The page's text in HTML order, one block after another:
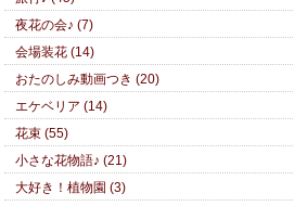
夜花の会♪ (7)
会場装花 (14)
おたのしみ動画つき (20)
エケベリア (14)
花束 (55)
小さな花物語♪ (21)
大好き！植物園 (3)